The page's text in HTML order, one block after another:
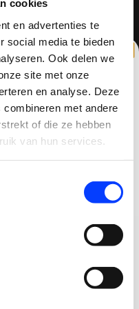
cookies
en advertenties te
social media te bieden
Ook delen we
site met onze
en analyse. Deze
met andere
of die ze hebben
van hun services.
SHOP
27
JE EERSTE